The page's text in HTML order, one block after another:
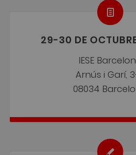
29-30 DE
IESE
Arnús i Garí,
08034